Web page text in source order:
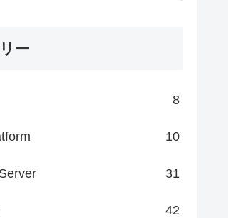
ー
8
10
31
42